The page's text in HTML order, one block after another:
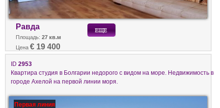
Равда
Площадь: 27 кв.м
Цена € 19 400
ID 2953
Квартира студия в Болгарии недорого с видом на море. Недвижимость в
городе Ахелой на первой линии моря.
Первая линия